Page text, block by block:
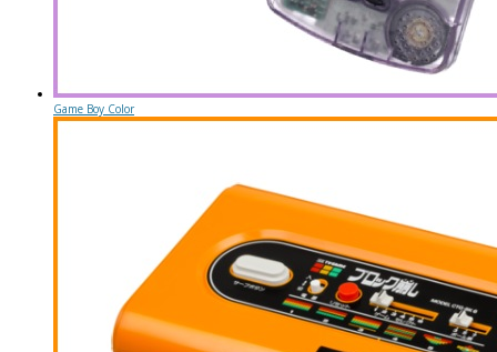
Game Boy Color